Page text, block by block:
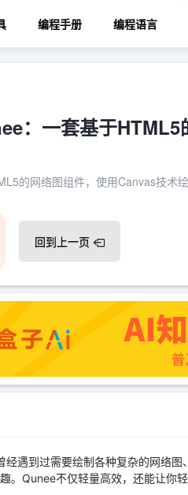
编程手册 编程语言
：一套基于HTML5
的网络图组件，使用Canvas技术
回到上一页
经遇到过需要绘制各种复杂的网络
。Qunee不仅轻量高效，还能让你